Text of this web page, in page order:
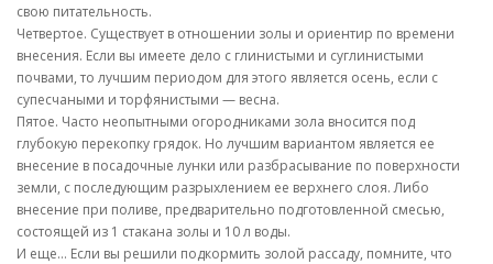
свою питательность.
Четвертое. Существует в отношении золы и ориентир по времени
внесения. Если вы имеете дело с глинистыми и суглинистыми
почвами, то лучшим периодом для этого является осень, если с
супесчаными и торфянистыми — весна.
Пятое. Часто неопытными огородниками зола вносится под
глубокую перекопку грядок. Но лучшим вариантом является ее
внесение в посадочные лунки или разбрасывание по поверхности
земли, с последующим разрыхлением ее верхнего слоя. Либо
внесение при поливе, предварительно подготовленной смесью,
состоящей из 1 стакана золы и 10 л воды.
И еще… Если вы решили подкормить золой рассаду, помните, что